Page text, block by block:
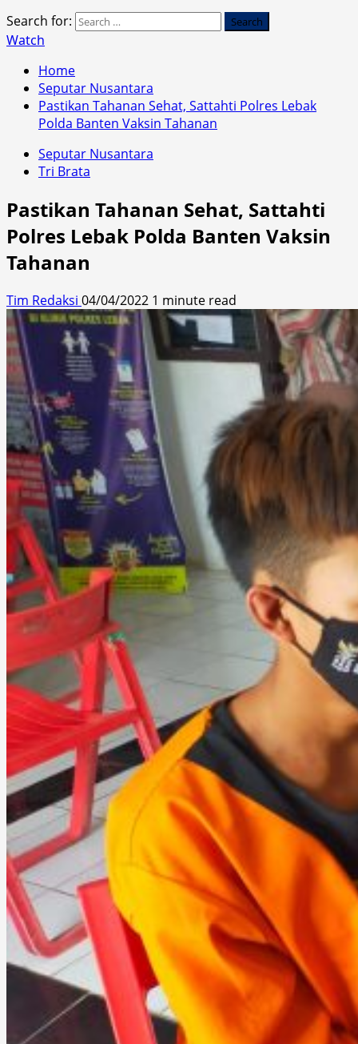
Search for:
Watch
Home
Seputar Nusantara
Pastikan Tahanan Sehat, Sattahti Polres Lebak
Polda Banten Vaksin Tahanan
Seputar Nusantara
Tri Brata
Pastikan Tahanan Sehat, Sattahti
Polres Lebak Polda Banten Vaksin
Tahanan
Tim Redaksi 04/04/2022 1 minute read